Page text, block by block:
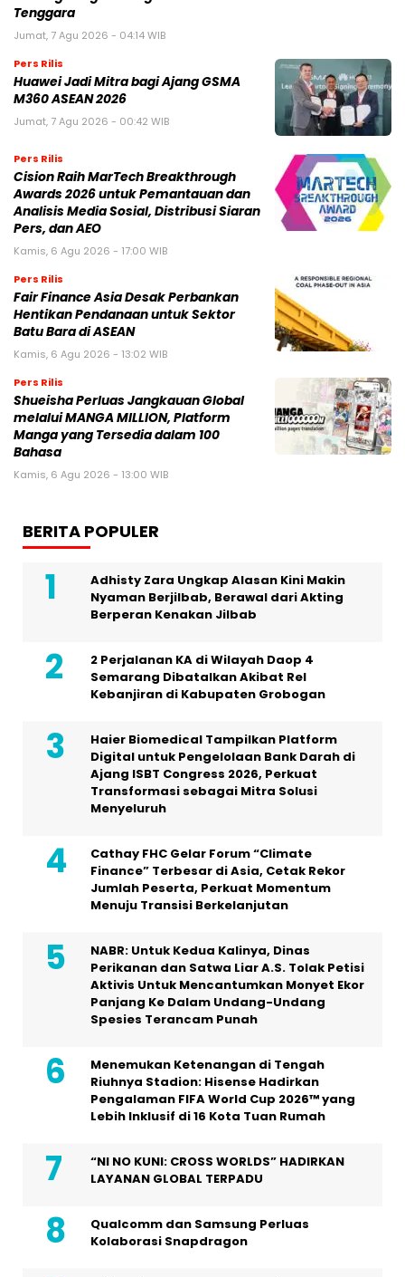
Tenggara
Jumat, 7 Agu 2026 - 04:14 WIB
Pers Rilis
Huawei Jadi Mitra bagi Ajang GSMA
M360 ASEAN 2026
Jumat, 7 Agu 2026 - 00:42 WIB
Pers Rilis
Cision Raih MarTech Breakthrough
Awards 2026 untuk Pemantauan dan
Analisis Media Sosial, Distribusi Siaran
Pers, dan AEO
Kamis, 6 Agu 2026 - 17:00 WIB
Pers Rilis
Fair Finance Asia Desak Perbankan
Hentikan Pendanaan untuk Sektor
Batu Bara di ASEAN
Kamis, 6 Agu 2026 - 13:02 WIB
Pers Rilis
Shueisha Perluas Jangkauan Global
melalui MANGA MILLION, Platform
Manga yang Tersedia dalam 100
Bahasa
Kamis, 6 Agu 2026 - 13:00 WIB
BERITA POPULER
Adhisty Zara Ungkap Alasan Kini Makin
Nyaman Berjilbab, Berawal dari Akting
Berperan Kenakan Jilbab
2 Perjalanan KA di Wilayah Daop 4
Semarang Dibatalkan Akibat Rel
Kebanjiran di Kabupaten Grobogan
Haier Biomedical Tampilkan Platform
Digital untuk Pengelolaan Bank Darah di
Ajang ISBT Congress 2026, Perkuat
Transformasi sebagai Mitra Solusi
Menyeluruh
Cathay FHC Gelar Forum “Climate
Finance” Terbesar di Asia, Cetak Rekor
Jumlah Peserta, Perkuat Momentum
Menuju Transisi Berkelanjutan
NABR: Untuk Kedua Kalinya, Dinas
Perikanan dan Satwa Liar A.S. Tolak Petisi
Aktivis Untuk Mencantumkan Monyet Ekor
Panjang Ke Dalam Undang-Undang
Spesies Terancam Punah
Menemukan Ketenangan di Tengah
Riuhnya Stadion: Hisense Hadirkan
Pengalaman FIFA World Cup 2026™ yang
Lebih Inklusif di 16 Kota Tuan Rumah
“NI NO KUNI: CROSS WORLDS” HADIRKAN
LAYANAN GLOBAL TERPADU
Qualcomm dan Samsung Perluas
Kolaborasi Snapdragon